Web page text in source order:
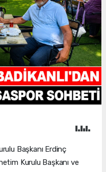
Başkanı Erdinç
Kurulu Başkanı ve